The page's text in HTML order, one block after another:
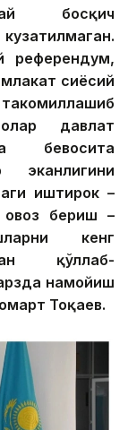
босқич
референдум,
сиёсий
давлат
бевосита
иштирок –
овоз бериш –
кенг
қўллаб-
намойиш
Тоқаев.